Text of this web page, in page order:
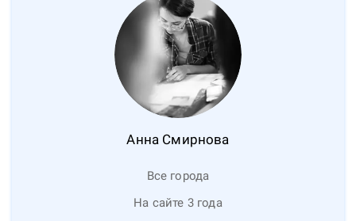
Анна Смирнова
Все города
На сайте 3 года